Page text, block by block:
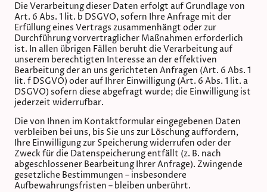
Die Verarbeitung dieser Daten erfolgt auf Grundlage von
Art. 6 Abs. 1 lit. b DSGVO, sofern Ihre Anfrage mit der
Erfüllung eines Vertrags zusammenhängt oder zur
Durchführung vorvertraglicher Maßnahmen erforderlich
ist. In allen übrigen Fällen beruht die Verarbeitung auf
unserem berechtigten Interesse an der effektiven
Bearbeitung der an uns gerichteten Anfragen (Art. 6 Abs. 1
lit. f DSGVO) oder auf Ihrer Einwilligung (Art. 6 Abs. 1 lit. a
DSGVO) sofern diese abgefragt wurde; die Einwilligung ist
jederzeit widerrufbar.
Die von Ihnen im Kontaktformular eingegebenen Daten
verbleiben bei uns, bis Sie uns zur Löschung auffordern,
Ihre Einwilligung zur Speicherung widerrufen oder der
Zweck für die Datenspeicherung entfällt (z. B. nach
abgeschlossener Bearbeitung Ihrer Anfrage). Zwingende
gesetzliche Bestimmungen – insbesondere
Aufbewahrungsfristen – bleiben unberührt.